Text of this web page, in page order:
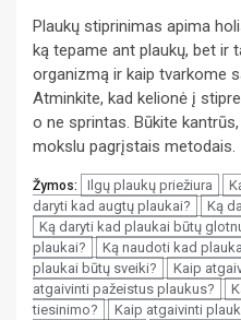
Plaukų stiprinimas apima
ką tepame ant plaukų, bet ir
organizmą ir kaip tvarkome
Atminkite, kad kelionė į
o ne sprintas. Būkite
mokslu pagrįstais metodais.
Žymos: Ilgų plaukų priežiura
daryti kad augtų plaukai?
Ką
Ką daryti kad plaukai būtų
plaukai?
Ką naudoti kad
plaukai būtų sveiki?
Kaip
atgaivinti pažeistus plaukus?
tiesinimo?
Kaip atgaivinti